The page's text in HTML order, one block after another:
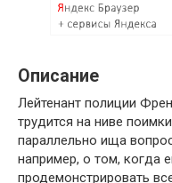
Описание
Лейтенант полиции
трудится на ниве
параллельно ища
например, о том, когда
продемонстрировать